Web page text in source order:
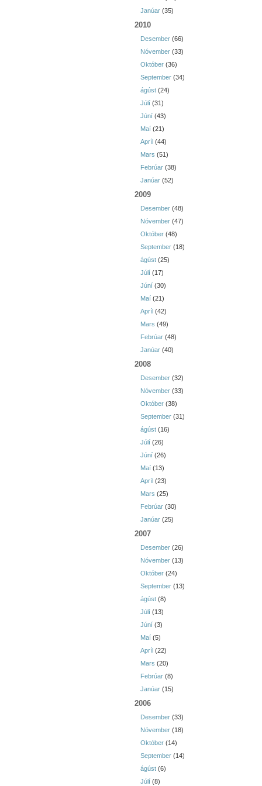
Janúar (35)
2010
Desember (66)
Nóvember (33)
Október (36)
September (34)
ágúst (24)
Júlí (31)
Júní (43)
Maí (21)
Apríl (44)
Mars (51)
Febrúar (38)
Janúar (52)
2009
Desember (48)
Nóvember (47)
Október (48)
September (18)
ágúst (25)
Júlí (17)
Júní (30)
Maí (21)
Apríl (42)
Mars (49)
Febrúar (48)
Janúar (40)
2008
Desember (32)
Nóvember (33)
Október (38)
September (31)
ágúst (16)
Júlí (26)
Júní (26)
Maí (13)
Apríl (23)
Mars (25)
Febrúar (30)
Janúar (25)
2007
Desember (26)
Nóvember (13)
Október (24)
September (13)
ágúst (8)
Júlí (13)
Júní (3)
Maí (5)
Apríl (22)
Mars (20)
Febrúar (8)
Janúar (15)
2006
Desember (33)
Nóvember (18)
Október (14)
September (14)
ágúst (6)
Júlí (8)